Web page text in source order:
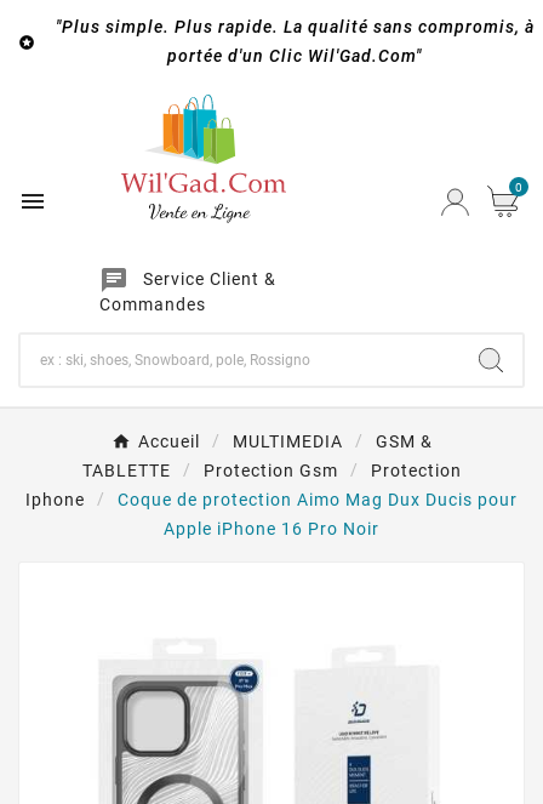

"Plus simple. Plus rapide. La qualité sans compromis, à
portée d'un Clic Wil'Gad.Com"

chat
Service Client &
Commandes
0
Accueil MULTIMEDIA
GSM &
TABLETTE
Protection Gsm
Protection
Iphone
Coque de protection Aimo Mag Dux Ducis pour
Apple iPhone 16 Pro Noir